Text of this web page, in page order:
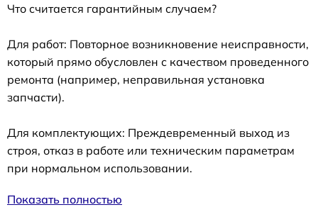
Что считается гарантийным случаем?
Для работ: Повторное возникновение неисправности,
который прямо обусловлен с качеством проведенного
ремонта (например, неправильная установка
запчасти).
Для комплектующих: Преждевременный выход из
строя, отказ в работе или техническим параметрам
при нормальном использовании.
Показать полностью